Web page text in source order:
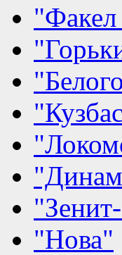
"Нова"